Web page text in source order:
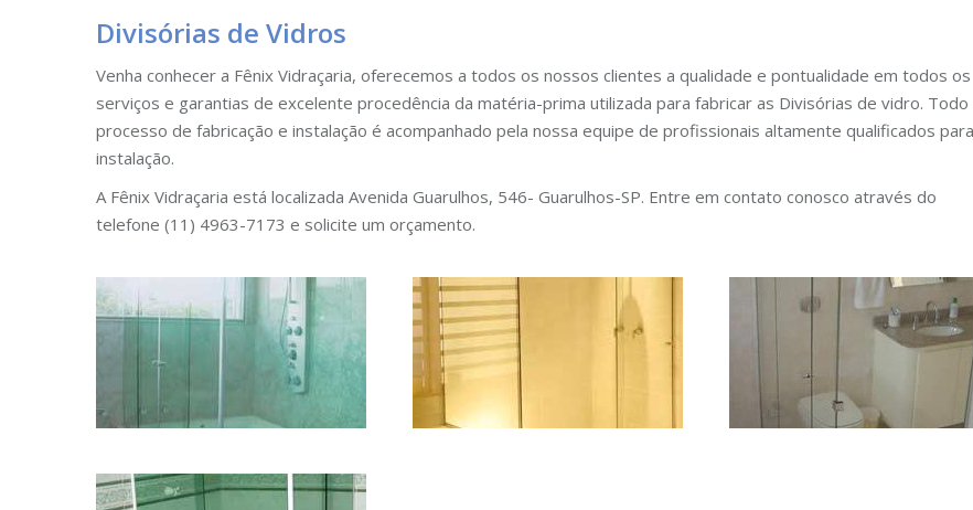
Divisórias de Vidros
Venha conhecer a Fênix Vidraçaria, oferecemos a todos os nossos clientes a qualidade e pontualidade em todos os
serviços e garantias de excelente procedência da matéria-prima utilizada para fabricar as Divisórias de vidro. Todo
processo de fabricação e instalação é acompanhado pela nossa equipe de profissionais altamente qualificados
instalação.
A Fênix Vidraçaria está localizada Avenida Guarulhos, 546- Guarulhos-SP. Entre em contato conosco através do
telefone (11) 4963-7173 e solicite um orçamento.